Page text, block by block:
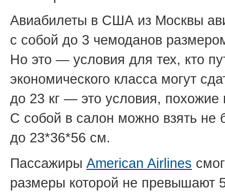
Авиабилеты в США из Москвы
с собой до 3 чемоданов
Но это — условия для тех, кто
экономического класса могут
до 23 кг — это условия, похожие
С собой в салон можно взять не
до 23*36*56 см.
Пассажиры American Airlines
размеры которой не превышают